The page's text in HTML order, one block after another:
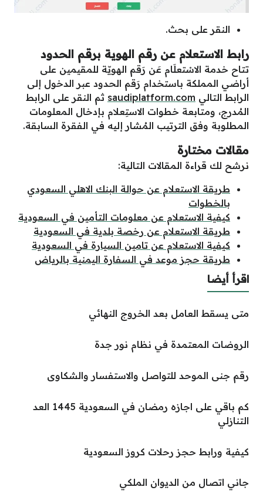
النقر على بحث.
رابط الاستعلام عن رقم الهوية برقم الحدود
تتاح خدمة الاسْتعلَام عَن رَقم الهويّة للمقيمين على
أراضي المملكة باستخدام رَقم الحدود عبر الدخول إلى
الرابط التالي saudiplatform.com ثم النقر على الرابط
المُدرج، ومتابعة خطوات الاستِعلام بإدخال المعلومات
المطلوبة وفق الترتيب المُشار إليه في الفقرة السابقة.
مقالات مختارة
نرشح لك قراءة المقالات التالية:
طريقة الاستعلام عن حوالة البنك الاهلي السعودي
بالخطوات
كيفية الاستعلام عن معلومات التأمين في السعودية
طريقة الاستعلام عن رخصة بلدية في السعودية
كيفية الاستعلام عن تامين السيارة في السعودية
طريقة حجز موعد في السفارة اليمنية بالرياض
اقرأ أيضا
متى يسقط العامل بعد الخروج النهائي
الروضات المعتمدة في نظام نور جدة
رقم جنى الموحد للتواصل والاستفسار والشكاوى
كم باقي على اجازه رمضان في السعودية 1445 العد
التنازلي
كيفية ورابط حجز رحلات كروز السعودية
جاني اتصال من الديوان الملكي